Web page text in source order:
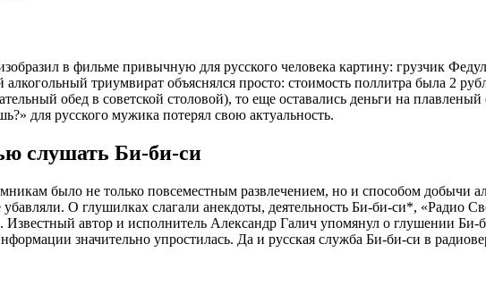
в фильме привычную для русского человека картину: грузчик
триумвират объяснялся просто: стоимость поллитра была 2
обед в советской столовой), то еще оставались деньги на плавленый
для русского мужика потерял свою актуальность.
слушать Би-би-си
было не только повсеместным развлечением, но и способом добычи
О глушилках слагали анекдоты, деятельность Би-би-си*,
Известный автор и исполнитель Александр Галич упомянул о глушении
значительно упростилась. Да и русская служба Би-би-си в